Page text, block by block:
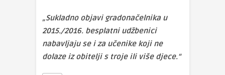
„Sukladno objavi gradonačelnika u
2015./2016. besplatni udžbenici
nabavljaju se i za učenike koji ne
dolaze iz obitelji s troje ili više djece.“